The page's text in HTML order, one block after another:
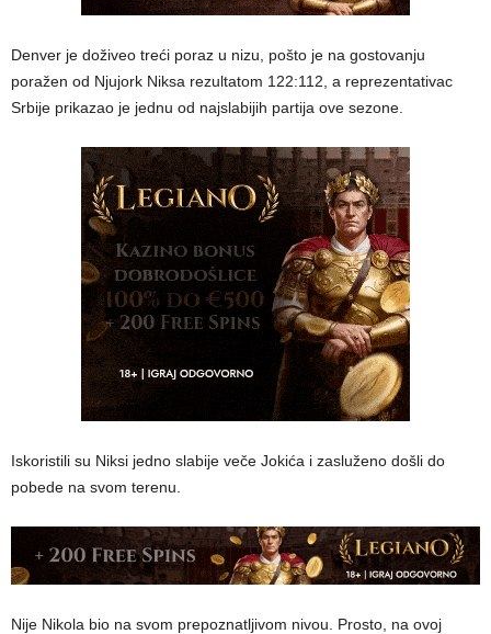
Denver je doživeo treći poraz u nizu, pošto je na gostovanju
poražen od Njujork Niksa rezultatom 122:112, a reprezentativac
Srbije prikazao je jednu od najslabijih partija ove sezone.
Iskoristili su Niksi jedno slabije veče Jokića i zasluženo došli do
pobede na svom terenu.
Nije Nikola bio na svom prepoznatljivom nivou. Prosto, na ovoj